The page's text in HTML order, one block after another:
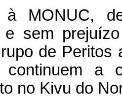
à MONUC,
e sem
de Peritos
continuem a
no Kivu do